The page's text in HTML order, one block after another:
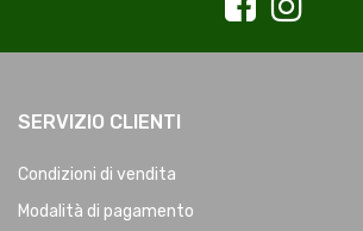
SERVIZIO CLIENTI
Condizioni di vendita
Modalità di pagamento